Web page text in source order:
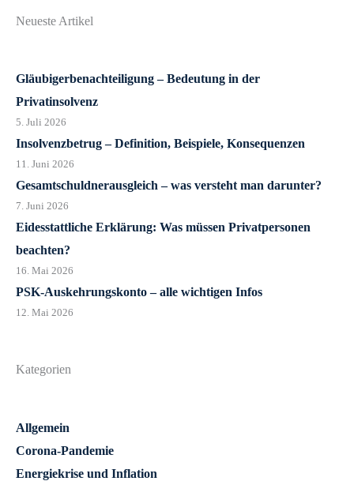
Neueste Artikel
Gläubigerbenachteiligung – Bedeutung in der
Privatinsolvenz
5. Juli 2026
Insolvenzbetrug – Definition, Beispiele, Konsequenzen
11. Juni 2026
Gesamtschuldnerausgleich – was versteht man darunter?
7. Juni 2026
Eidesstattliche Erklärung: Was müssen Privatpersonen
beachten?
16. Mai 2026
PSK-Auskehrungskonto – alle wichtigen Infos
12. Mai 2026
Kategorien
Allgemein
Corona-Pandemie
Energiekrise und Inflation